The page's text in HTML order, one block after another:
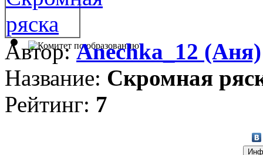
Автор:Anechka_12 (Аня)
Название: Скромная
Рейтинг: 7